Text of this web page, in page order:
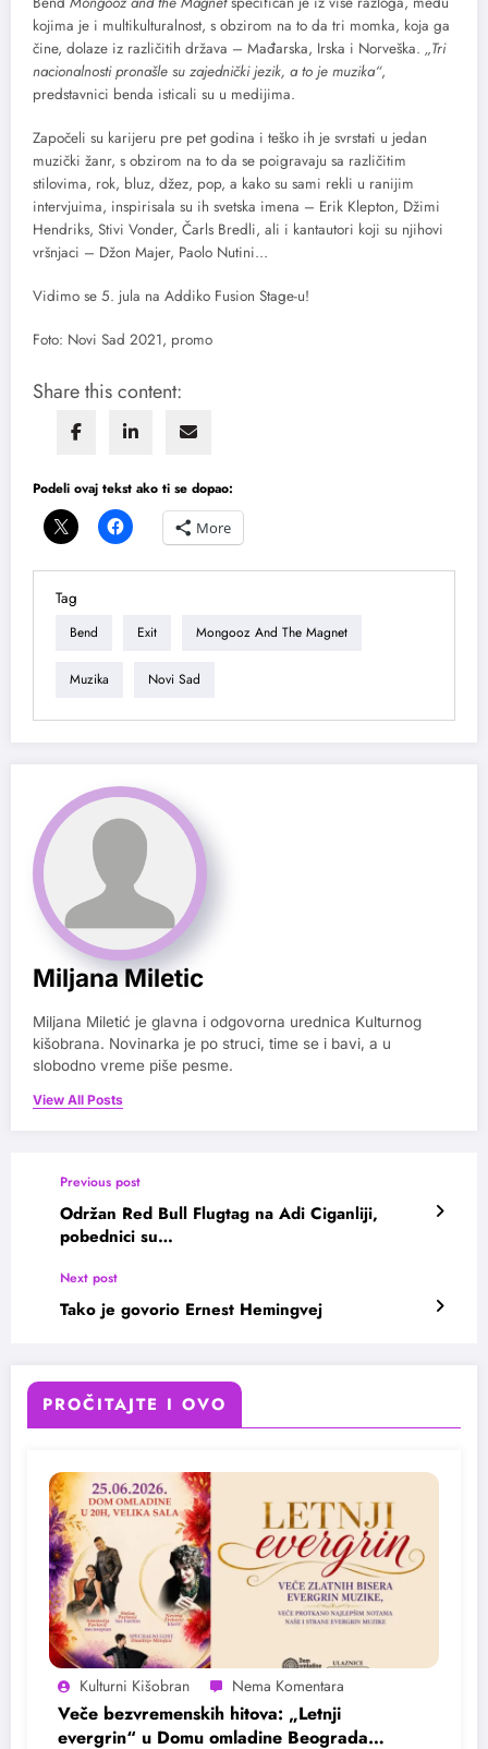
kojima je i multikulturalnost, s obzirom na to da tri momka, koja ga
čine, dolaze iz različitih država – Mađarska, Irska i Norveška. „Tri
nacionalnosti pronašle su zajednički jezik, a to je muzika“,
predstavnici benda isticali su u medijima.
Započeli su karijeru pre pet godina i teško ih je svrstati u jedan
muzički žanr, s obzirom na to da se poigravaju sa različitim
stilovima, rok, bluz, džez, pop, a kako su sami rekli u ranijim
intervjuima, inspirisala su ih svetska imena – Erik Klepton, Džimi
Hendriks, Stivi Vonder, Čarls Bredli, ali i kantautori koji su njihovi
vršnjaci – Džon Majer, Paolo Nutini…
Vidimo se 5. jula na Addiko Fusion Stage-u!
Foto: Novi Sad 2021, promo
Share this content:
Podeli ovaj tekst ako ti se dopao:
More
Tag
Bend Exit Mongooz And The Magnet
Muzika Novi Sad
Miljana Miletic
Miljana Miletić je glavna i odgovorna urednica Kulturnog
kišobrana. Novinarka je po struci, time se i bavi, a u
slobodno vreme piše pesme.
View All Posts
Previous post
Održan Red Bull Flugtag na Adi Ciganliji,
pobednici su…
Next post
Tako je govorio Ernest Hemingvej
PROČITAJTE I OVO
Kulturni Kišobran
Veče bezvremenskih hitova: „Letnji
evergrin“ u Domu omladine Beograda